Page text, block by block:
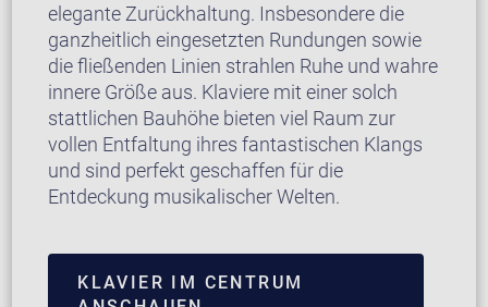
elegante Zurückhaltung. Insbesondere die
ganzheitlich eingesetzten Rundungen sowie
die fließenden Linien strahlen Ruhe und wahre
innere Größe aus. Klaviere mit einer solch
stattlichen Bauhöhe bieten viel Raum zur
vollen Entfaltung ihres fantastischen Klangs
und sind perfekt geschaffen für die
Entdeckung musikalischer Welten.
KLAVIER IM CENTRUM